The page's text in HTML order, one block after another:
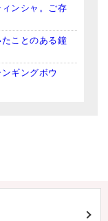
ンシャ。ご存
ことのある鐘
ギングボウ